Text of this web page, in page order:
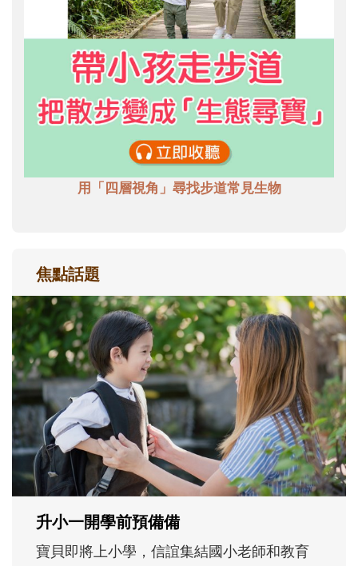
用「四層視角」尋找步道常見生物
焦點話題
和孩子一起長大的那個男人│讀懂父親的
不同模樣
沒有人天生就擅長當爸爸！男人總是在一次
次「前所未有」的體驗中，跟著孩子一起長
大。從給予安全感的肢體遊戲，到獨立自
主、角色認同及解決問題的能力養成。爸爸
正嘗試用不同的模樣，參與孩子每個重要的